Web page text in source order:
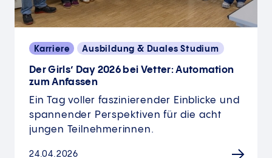
Karriere Ausbildung & Duales Studium
Der Girls’ Day 2026 bei Vetter: Automation
zum Anfassen
Ein Tag voller faszinierender Einblicke und
spannender Perspektiven für die acht
jungen Teilnehmerinnen.
24.04.2026